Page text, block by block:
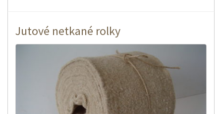
Jutové netkané rolky